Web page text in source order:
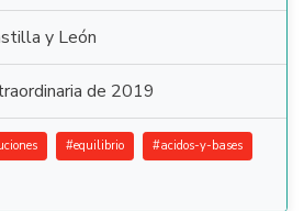
y León
de 2019
#equilibrio #acidos-y-bases